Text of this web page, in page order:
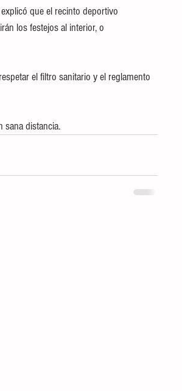
que el recinto deportivo
los festejos al interior, o
el filtro sanitario y el reglamento
sana distancia.